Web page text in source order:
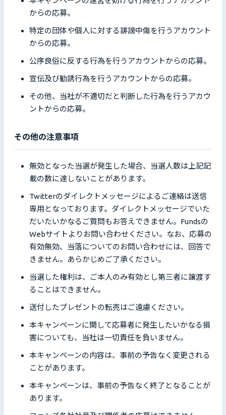
からの応募。
特定の団体や個人に対する誹謗中傷を行うアカウント
からの応募。
公序良俗に反する行為を行うアカウントからの応募。
宣伝及び勧誘行為を行うアカウントからの応募。
その他、当社が不適切だと判断した行為を行うアカウ
ントからの応募。
その他の注意事項
無効となった当選が発生した場合、当選人数は上記記
載の数に達しないことがあります。
Twitterのダイレクトメッセージによるご連絡は送信
専用となっております。ダイレクトメッセージでいた
だいたいかなるご質問もお答えできません。Fundsの
Webサイトよりお問い合わせください。なお、応募の
有効無効、当落についてのお問い合わせには、回答で
きません。あらかじめご了承ください。
当選した権利は、ご本人のみ有効とし第三者に譲渡す
ることはできません。
送付したプレゼントの転売はご遠慮ください。
本キャンペーンに関して応募者に発生したいかなる損
害についても、当社は一切責任を負いません。
本キャンペーンの内容は、事前の予告なく変更される
ことがあります。
本キャンペーンは、事前の予告なく終了となることが
あります。